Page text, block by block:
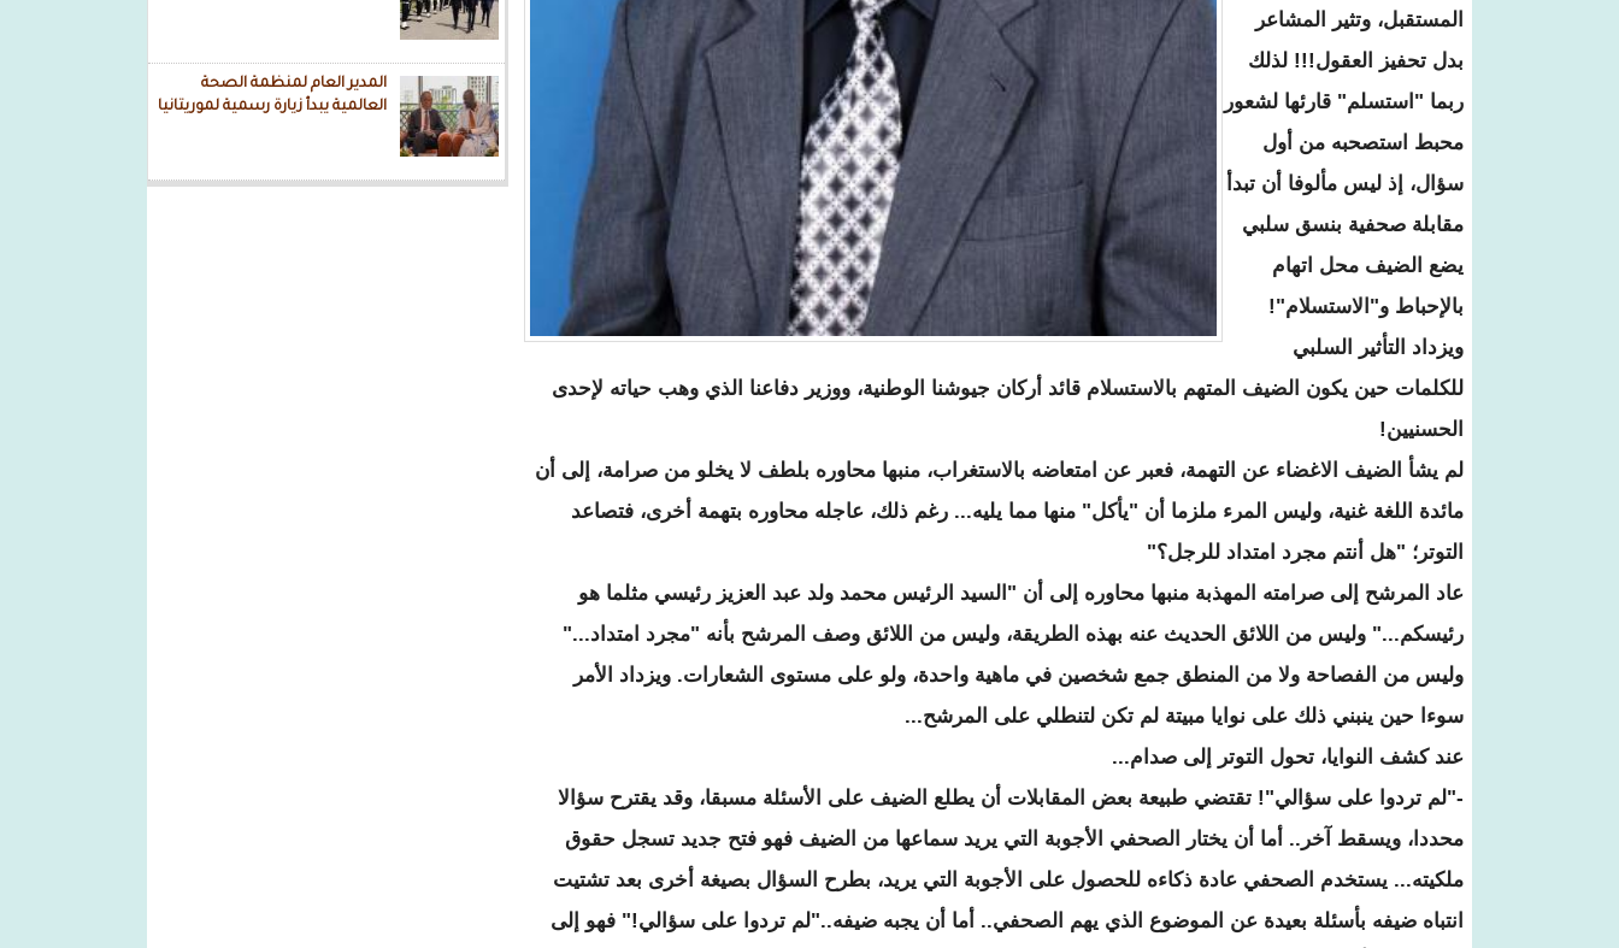
المدير العام لمنظمة الصحة
العالمية يبدأ زيارة رسمية لموريتانيا
المستقبل، وتثير المشاعر
بدل تحفيز العقول!!! لذلك
ربما "استسلم" قارئها لشعور
محبط استصحبه من أول
سؤال، إذ ليس مألوفا أن تبدأ
مقابلة صحفية بنسق سلبي
يضع الضيف محل اتهام
بالإحباط و"الاستسلام"!
ويزداد التأثير السلبي
للكلمات حين يكون الضيف المتهم بالاستسلام قائد أركان جيوشنا الوطنية، ووزير دفاعنا الذي وهب حياته لإحدى
الحسنيين!
لم يشأ الضيف الاغضاء عن التهمة، فعبر عن امتعاضه بالاستغراب، منبها محاوره بلطف لا يخلو من صرامة، إلى أن
مائدة اللغة غنية، وليس المرء ملزما أن "يأكل" منها مما يليه... رغم ذلك، عاجله محاوره بتهمة أخرى، فتصاعد
التوتر؛ "هل أنتم مجرد امتداد للرجل؟"
عاد المرشح إلى صرامته المهذبة منبها محاوره إلى أن "السيد الرئيس محمد ولد عبد العزيز رئيسي مثلما هو
رئيسكم..." وليس من اللائق الحديث عنه بهذه الطريقة، وليس من اللائق وصف المرشح بأنه "مجرد امتداد..."
وليس من الفصاحة ولا من المنطق جمع شخصين في ماهية واحدة، ولو على مستوى الشعارات. ويزداد الأمر
سوءا حين ينبني ذلك على نوايا مبيتة لم تكن لتنطلي على المرشح...
عند كشف النوايا، تحول التوتر إلى صدام...
-"لم تردوا على سؤالي"! تقتضي طبيعة بعض المقابلات أن يطلع الضيف على الأسئلة مسبقا، وقد يقترح سؤالا
محددا، ويسقط آخر.. أما أن يختار الصحفي الأجوبة التي يريد سماعها من الضيف فهو فتح جديد تسجل حقوق
ملكيته... يستخدم الصحفي عادة ذكاءه للحصول على الأجوبة التي يريد، بطرح السؤال بصيغة أخرى بعد تشتيت
انتباه ضيفه بأسئلة بعيدة عن الموضوع الذي يهم الصحفي.. أما أن يجبه ضيفه.."لم تردوا على سؤالي!" فهو إلى